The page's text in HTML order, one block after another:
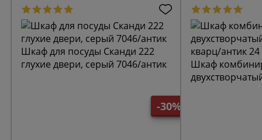
-30%
Шкаф для посуды Сканди 222
глухие двери, серый 7046/антик
Шкаф